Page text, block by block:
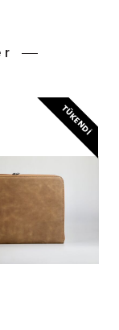
TÜKENDI